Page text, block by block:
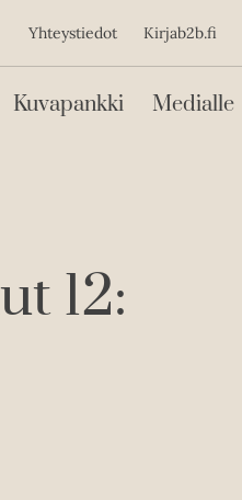
Yhteystiedot Kirjab2b.fi
Kuvapankki Medialle
12: